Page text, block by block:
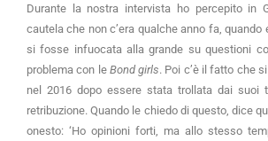
Durante la nostra intervista ho percepito in
cautela che non c’era qualche anno fa, quando
si fosse infuocata alla grande su questioni
problema con le Bond girls. Poi c’è il fatto che
nel 2016 dopo essere stata trollata dai suoi
retribuzione. Quando le chiedo di questo, dice
onesto: ‘Ho opinioni forti, ma allo stesso